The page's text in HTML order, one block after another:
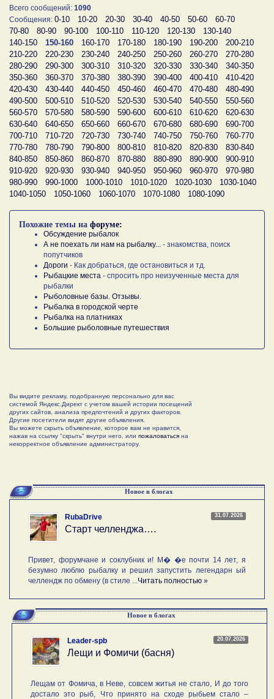
Всего сообщений: 1090
Сообщения: 0-10 10-20 20-30 30-40 40-50 50-60
60-70
70-80
80-90 90-100 100-110 110-120 120-130
130-140
140-150
150-160 160-170 170-180 180-190 190-200
200-210
210-220
220-230 230-240 240-250 250-260 260-270
270-280
280-290
290-300 300-310 310-320 320-330 330-340
340-350
350-360
360-370 370-380 380-390 390-400 400-410
410-420
420-430
430-440 440-450 450-460 460-470 470-480
480-490
490-500
500-510 510-520 520-530 530-540 540-550
550-560
560-570
570-580 580-590 590-600 600-610 610-620
620-630
630-640
640-650 650-660 660-670 670-680 680-690
690-700
700-710
710-720 720-730 730-740 740-750 750-760
760-770
770-780
780-790 790-800 800-810 810-820 820-830
830-840
840-850
850-860 860-870 870-880 880-890 890-900
900-910
910-920
920-930 930-940 940-950 950-960 960-970
970-980
980-990
990-1000 1000-1010 1010-1020 1020-1030
1030-1040
1040-1050
1050-1060 1060-1070 1070-1080 1080-1090
Похожие темы на форуме:
Обсуждение рыбалок
А не поехать ли нам на рыбалку...
- знакомства, поиск
попутчиков
Дороги - Как добраться, где остановиться и тд.
Рыбацкие места - спросить про неизученные места для
рыбалки
Рыболовные базы. Отзывы.
Рыбалка в городской черте
Рыбалка на платниках
Большие рыболовные путешествия
Вы видите рекламу, подобранную персонально для вас
системой Яндекс.Директ с учетом вашей истории посещений
других сайтов, анализа предпочтений и других факторов.
Другие посетители видят другие объявления.
Вы можете скрыть объявление, которое вам не нравится,
нажав на ссылку "скрыть" внутри него, или пожаловаться на
некорректное объявление администратору.
Новое в блогах
31.07.2026
RubaDrive
Старт челленджа….
Привет, форумчане и соклубник и! М� �е почти 14 лет, я
безумно люблю рыбалку и решил запустить легендарн ый
челлендж по обмену (в стиле ... Читать полностью »
Новое в блогах
20.07.2026
Leader-spb
Лещи и Фомичи (басня)
Лещам от Фомича, в Неве, совсем житья не стало, И до того
достало это рыб, Что принято на сходе рыбьем стало –